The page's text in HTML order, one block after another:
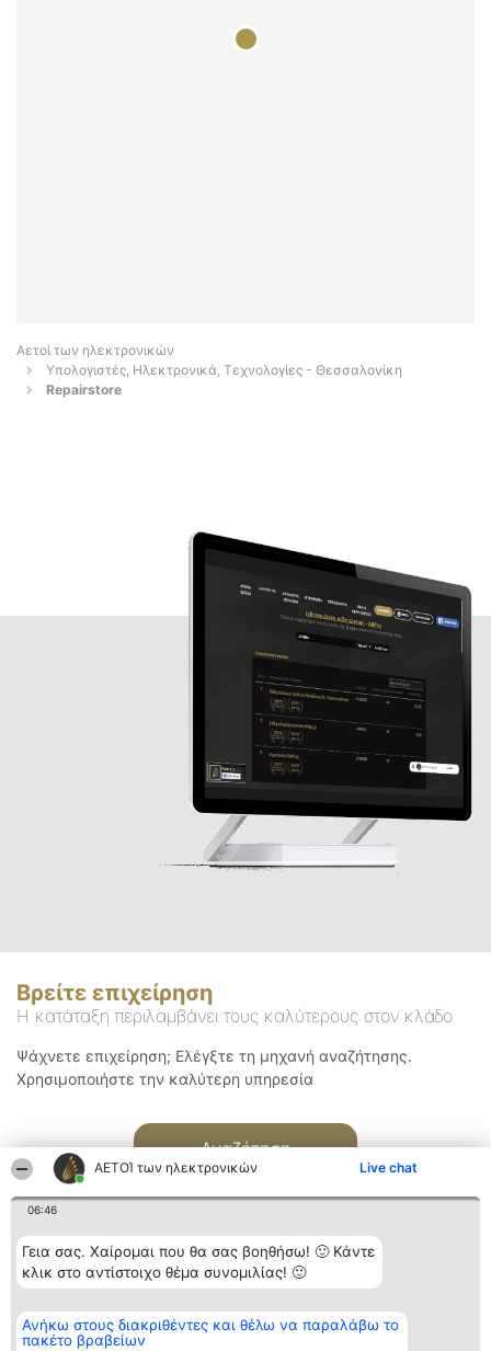
ΑΕΤΟΊ των ηλεκτρονικών Live chat
06:46
Γεια σας. Χαίρομαι που θα σας βοηθήσω! 🙂 Κάντε
κλικ στο αντίστοιχο θέμα συνομιλίας! 🙂
Ανήκω στους διακριθέντες και θέλω να παραλάβω το
πακέτο βραβείων
Αετοί των ηλεκτρονικών
Υπολογιστές, Ηλεκτρονικά, Τεχνολογίες - Θεσσαλονίκη
Repairstore
Βρείτε επιχείρηση
Η κατάταξη περιλαμβάνει τους καλύτερους στον κλάδο
Ψάχνετε επιχείρηση; Ελέγξτε τη μηχανή αναζήτησης.
Χρησιμοποιήστε την καλύτερη υπηρεσία
Αναζήτηση
Διοργανωτής της
κατάταξης
BEAUTIFUL COMPANY
Κατάταξη
Διακριθέντες
Επικοινωνία
Επικοινωνία